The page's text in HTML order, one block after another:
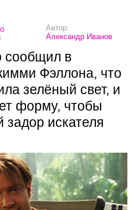
Автор:
Александр Иванов
сообщил в
Фэллона, что
зелёный свет, и
форму, чтобы
задор искателя